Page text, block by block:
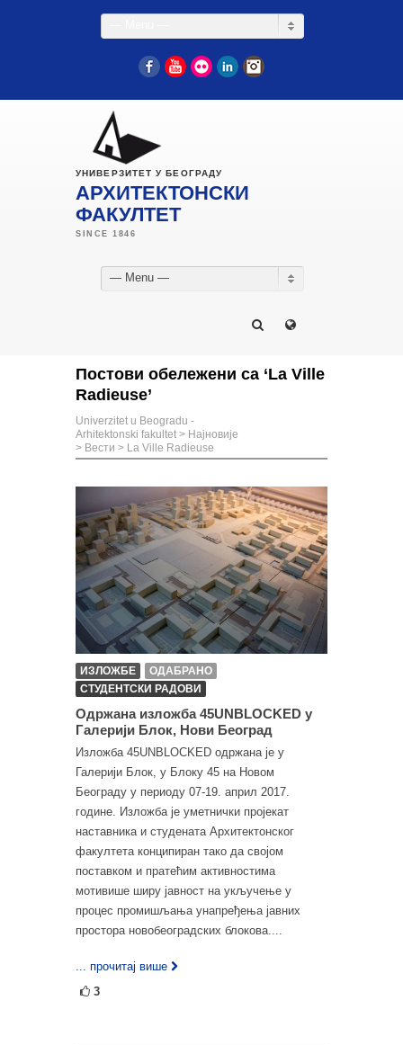
FacebookYouTube
Flickr LinkedIn
УНИВЕРЗИТЕТ У БЕОГРАДУ
АРХИТЕКТОНСКИ
ФАКУЛТЕТ
— Menu —
Постови обележени са ‘La Ville
Radieuse’
Univerzitet u Beogradu -
Arhitektonski fakultet > Најновије
> Вести > La Ville Radieuse
ИЗЛОЖБЕ
ОДАБРАНО
СТУДЕНТСКИ РАДОВИ
Одржана изложба 45UNBLOCKED у
Галерији Блок, Нови Београд
Изложба 45UNBLOCKED одржана је у
Галерији Блок, у Блоку 45 на Новом
Београду у периоду 07-19. април 2017.
године. Изложба је уметнички пројекат
наставника и студената Архитектонског
факултета конципиран тако да својом
поставком и пратећим активностима
мотивише ширу јавност на укључење у
процес промишљања унапређења јавних
простора новобеоградских блокова....
... прочитај више
3